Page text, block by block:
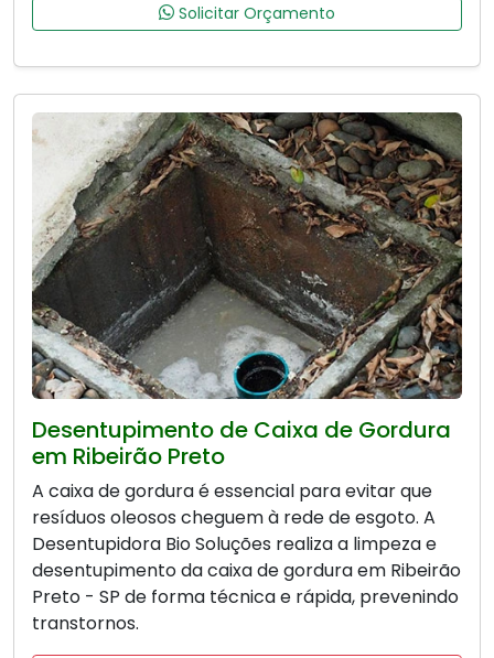
Solicitar Orçamento
Desentupimento de Caixa de Gordura
em Ribeirão Preto
A caixa de gordura é essencial para evitar que
resíduos oleosos cheguem à rede de esgoto. A
Desentupidora Bio Soluções realiza a limpeza e
desentupimento da caixa de gordura em Ribeirão
Preto - SP de forma técnica e rápida, prevenindo
transtornos.